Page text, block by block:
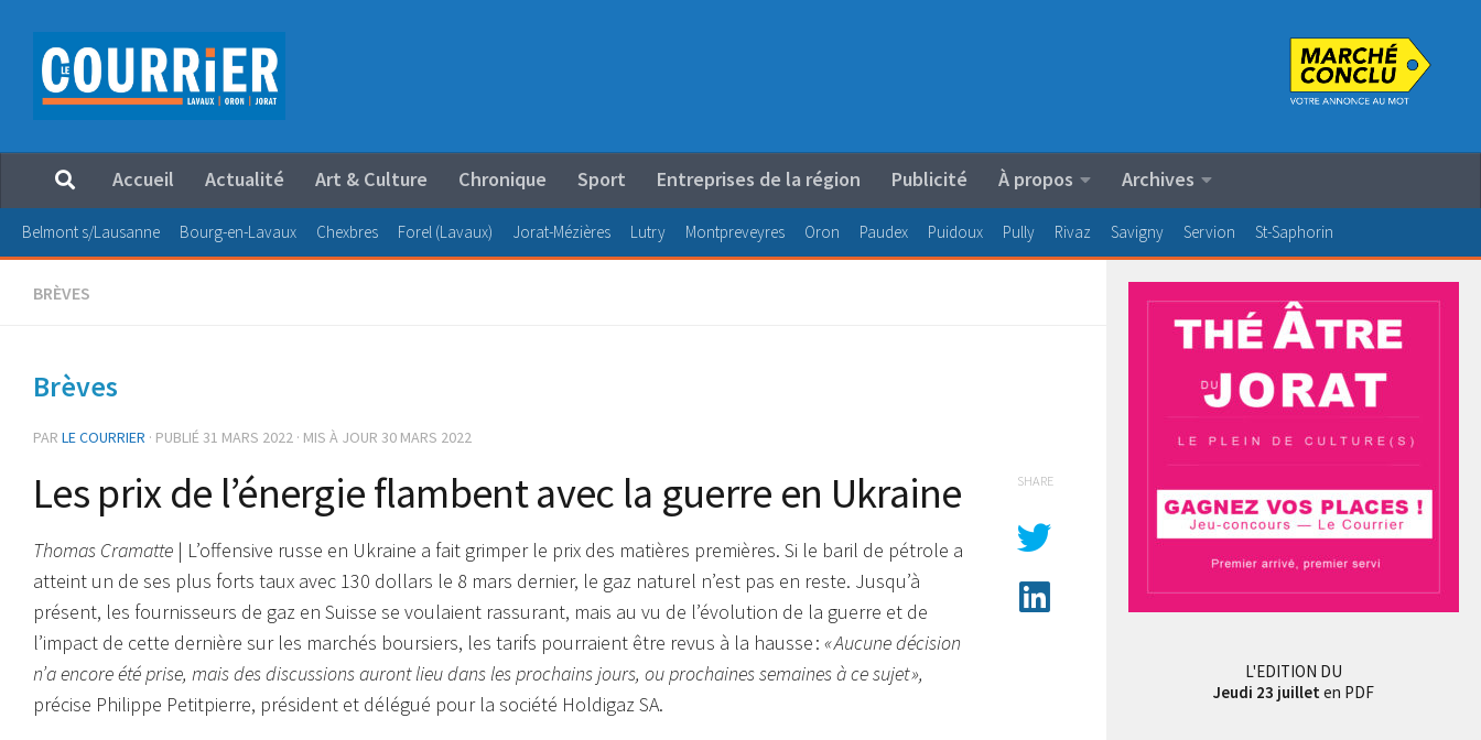
Au dessous du contenu
Accueil Actualité Art & Culture Chronique Sport Entreprises de la région Publicité À propos Archives
Belmont s/Lausanne Bourg-en-Lavaux Chexbres Forel (Lavaux) Jorat-Mézières Lutry Montpreveyres Oron Paudex Puidoux Pully Rivaz Savigny Servion St-Saphorin
BRÈVES
Brèves
PAR LE COURRIER · PUBLIÉ 31 MARS 2022 · MIS À JOUR 30 MARS 2022
Les prix de l’énergie flambent avec la guerre en Ukraine
Thomas Cramatte | L’offensive russe en Ukraine a fait grimper le prix des matières premières. Si le baril de pétrole a
atteint un de ses plus forts taux avec 130 dollars le 8 mars dernier, le gaz naturel n’est pas en reste. Jusqu’à
présent, les fournisseurs de gaz en Suisse se voulaient rassurant, mais au vu de l’évolution de la guerre et de
l’impact de cette dernière sur les marchés boursiers, les tarifs pourraient être revus à la hausse : « Aucune décision
n’a encore été prise, mais des discussions auront lieu dans les prochains jours, ou prochaines semaines à ce sujet »,
précise Philippe Petitpierre, président et délégué pour la société Holdigaz SA.
SHARE
L'EDITION DU
Jeudi 23 juillet en PDF